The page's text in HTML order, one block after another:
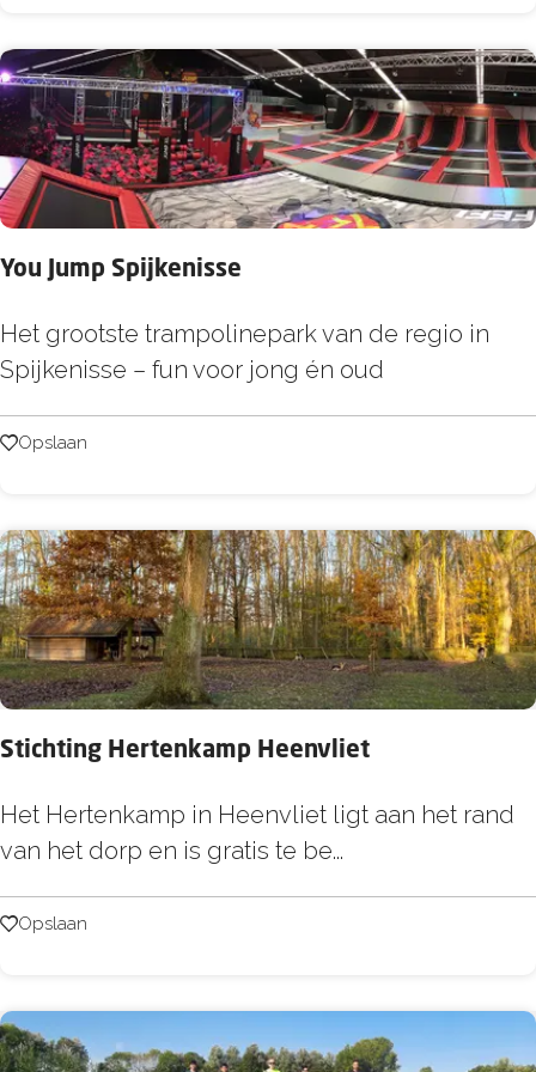
o
t
s
e
P
a
u
You Jump Spijkenisse
Y
o
J
p
S
p
i
j
e
n
s
Het grootste trampolinepark van de regio in
Spijkenisse – fun voor jong én oud
Opslaan
Opslaan
Stichting Hertenkamp Heenvliet
S
t
c
i
n
Het Hertenkamp in Heenvliet ligt aan het rand
van het dorp en is gratis te be...
Opslaan
Opslaan